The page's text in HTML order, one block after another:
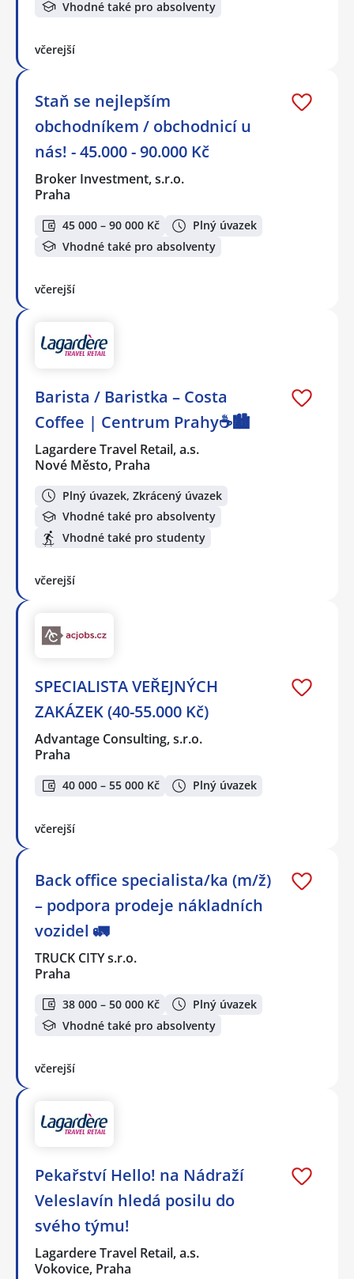
Vhodné také pro absolventy
včerejší
Staň se nejlepším
obchodníkem / obchodnicí u
nás! - 45.000 - 90.000 Kč
Broker Investment, s.r.o.
Praha
45 000 – 90 000 Kč
Plný úvazek
Vhodné také pro absolventy
včerejší
Barista / Baristka – Costa
Coffee | Centrum Prahy☕️🏙️
Lagardere Travel Retail, a.s.
Nové Město, Praha
Plný úvazek, Zkrácený úvazek
Vhodné také pro absolventy
Vhodné také pro studenty
včerejší
SPECIALISTA VEŘEJNÝCH
ZAKÁZEK (40-55.000 Kč)
Advantage Consulting, s.r.o.
Praha
40 000 – 55 000 Kč Plný úvazek
včerejší
Back office specialista/ka (m/ž)
– podpora prodeje nákladních
vozidel 🚛
TRUCK CITY s.r.o.
Praha
38 000 – 50 000 Kč
Plný úvazek
Vhodné také pro absolventy
včerejší
Pekařství Hello! na Nádraží
Veleslavín hledá posilu do
svého týmu!
Lagardere Travel Retail, a.s.
Vokovice, Praha